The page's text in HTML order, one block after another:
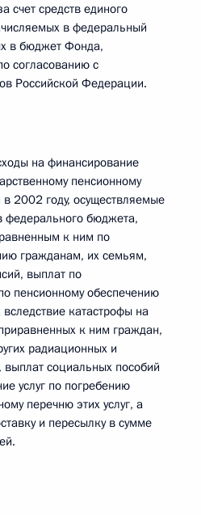
счет средств единого
в федеральный
в бюджет Фонда,
согласованию с
Российской Федерации.
на финансирование
пенсионному
2002 году, осуществляемые
федерального бюджета,
к ним по
гражданам, их семьям,
выплат по
пенсионному обеспечению
катастрофы на
к ним граждан,
радиационных и
выплат социальных пособий
услуг по погребению
перечню этих услуг, а
и пересылку в сумме